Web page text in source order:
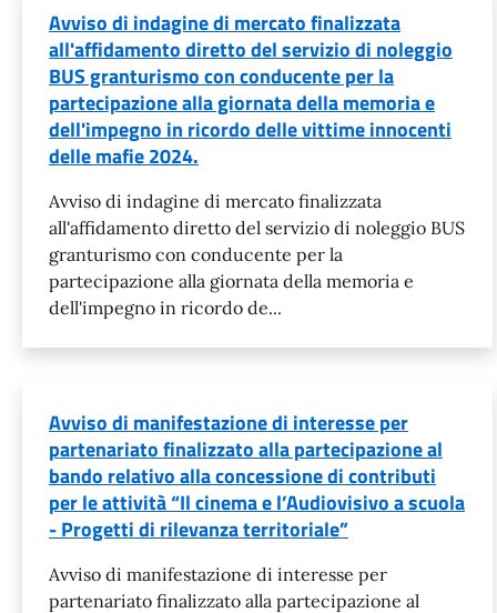
Avviso di indagine di mercato finalizzata
all'affidamento diretto del servizio di noleggio
BUS granturismo con conducente per la
partecipazione alla giornata della memoria e
dell'impegno in ricordo delle vittime innocenti
delle mafie 2024.
Avviso di indagine di mercato finalizzata
all'affidamento diretto del servizio di noleggio BUS
granturismo con conducente per la
partecipazione alla giornata della memoria e
dell'impegno in ricordo de...
Avviso di manifestazione di interesse per
partenariato finalizzato alla partecipazione al
bando relativo alla concessione di contributi
per le attività “Il cinema e l’Audiovisivo a scuola
- Progetti di rilevanza territoriale”
Avviso di manifestazione di interesse per
partenariato finalizzato alla partecipazione al